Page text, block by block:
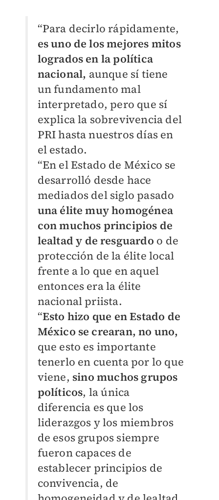
“Para decirlo rápidamente,
es uno de los mejores mitos
logrados en la política
nacional, aunque sí tiene
un fundamento mal
interpretado, pero que sí
explica la sobrevivencia del
PRI hasta nuestros días en
el estado.
“En el Estado de México se
desarrolló desde hace
mediados del siglo pasado
una élite muy homogénea
con muchos principios de
lealtad y de resguardo o de
protección de la élite local
frente a lo que en aquel
entonces era la élite
nacional priista.
“Esto hizo que en Estado de
México se crearan, no uno,
que esto es importante
tenerlo en cuenta por lo que
viene, sino muchos grupos
políticos, la única
diferencia es que los
liderazgos y los miembros
de esos grupos siempre
fueron capaces de
establecer principios de
convivencia, de